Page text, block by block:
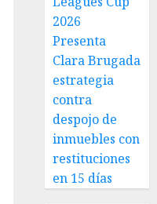
2026
Presenta
Clara Brugada
estrategia
contra
despojo de
inmuebles con
restituciones
en 15 días